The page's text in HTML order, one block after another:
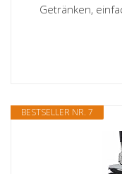
Getränken,
BESTSELLER NR. 7